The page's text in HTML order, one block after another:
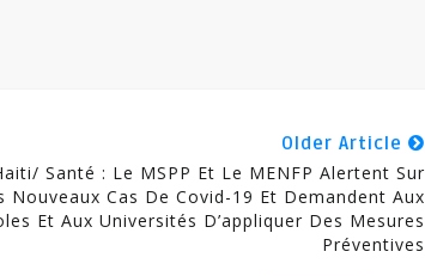
Older Article
Santé : Le MSPP Et Le MENFP Alertent Sur
Nouveaux Cas De Covid-19 Et Demandent Aux
Et Aux Universités D’appliquer Des Mesures
Préventives